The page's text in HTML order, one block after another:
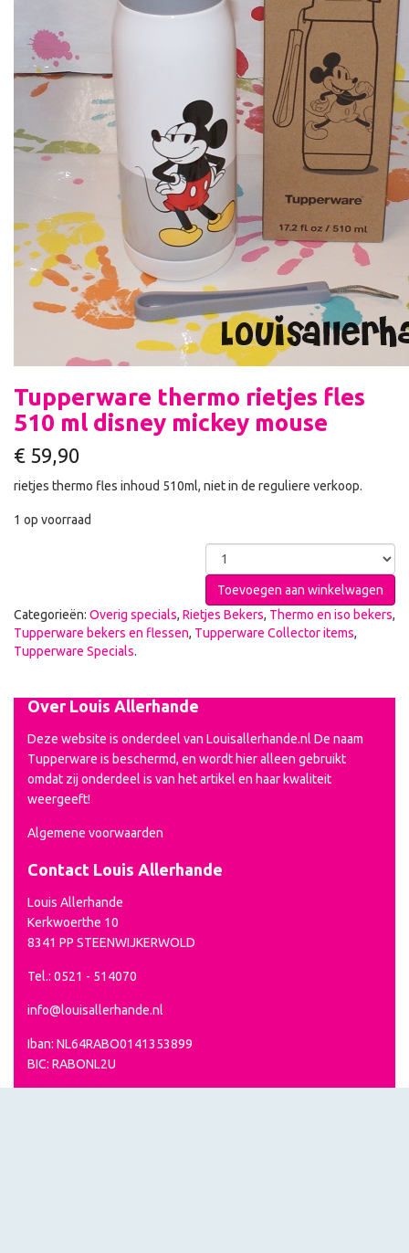
Tupperware thermo rietjes fles
510 ml disney mickey mouse
€ 59,90
rietjes thermo fles inhoud 510ml, niet in de reguliere verkoop.
1 op voorraad
Toevoegen aan winkelwagen
Categorieën: Overig specials, Rietjes Bekers, Thermo en iso bekers,
Tupperware bekers en flessen, Tupperware Collector items,
Tupperware Specials.
Over Louis Allerhande
Deze website is onderdeel van Louisallerhande.nl De naam
Tupperware is beschermd, en wordt hier alleen gebruikt
omdat zij onderdeel is van het artikel en haar kwaliteit
weergeeft!
Algemene voorwaarden
Contact Louis Allerhande
Louis Allerhande
Kerkwoerthe 10
8341 PP STEENWIJKERWOLD
Tel.: 0521 - 514070
info@louisallerhande.nl
Iban: NL64RABO0141353899
BIC: RABONL2U